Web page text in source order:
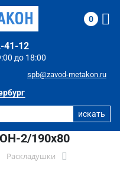
до 18:00
41-12
spb@zavod-metakon.ru
0
2/190х80
Раскладушки